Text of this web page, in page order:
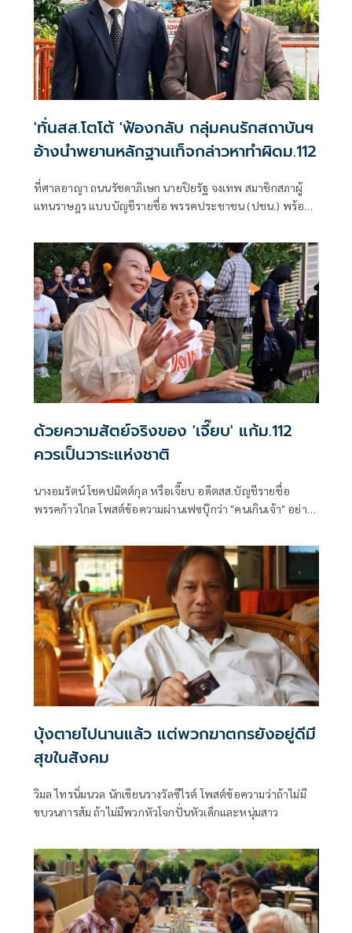
'ทั่นสส.โตโต้ 'ฟ้องกลับ กลุ่มคนรักสถาบันฯ
อ้างนำพยานหลักฐานเท็จกล่าวหาทำผิดม.112
ที่ศาลอาญา ถนนรัชดาภิเษก นายปิยรัฐ จงเทพ สมาชิกสภาผู้
แทนราษฎร แบบบัญชีรายชื่อ พรรคประชาชน (ปชน.) พร้อม
ด้วยความสัตย์จริงของ 'เจี๊ยบ' แก้ม.112
ควรเป็นวาระแห่งชาติ
นางอมรัตน์ โชคปมิตต์กุล หรือเจี๊ยบ อดีตสส.บัญชีรายชื่อ
พรรคก้าวไกล โพสต์ข้อความผ่านเฟซบุ๊กว่า "คนเกินเจ้า" อย่าง
บุ้งตายไปนานแล้ว แต่พวกฆาตกรยังอยู่ดีมี
สุขในสังคม
วิมล ไทรนิ่มนวล นักเขียนรางวัลซีไรต์ โพสต์ข้อความว่าถ้าไม่มี
ขบวนการส้ม ถ้าไม่มีพวกหัวโจกปั่นหัวเด็กและหนุ่มสาว